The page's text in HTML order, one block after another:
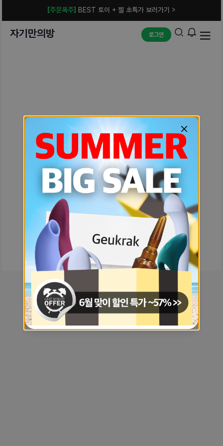
[주문폭주] BEST 토이 + 젤 초특가 보러가기 >
자기만의방 로그인
예상치 못한 에러입니다.